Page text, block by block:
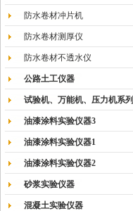
防水卷材冲片机
防水卷材测厚仪
防水卷材不透水仪
公路土工仪器
试验机、万能机、压力机系列
油漆涂料实验仪器3
油漆涂料实验仪器1
油漆涂料实验仪器2
砂浆实验仪器
混凝土实验仪器